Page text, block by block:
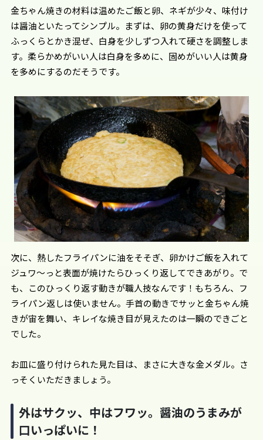
金ちゃん焼きの材料は温めたご飯と卵、ネギが少々、味付け
は醤油といたってシンプル。まずは、卵の黄身だけを使って
ふっくらとかき混ぜ、白身を少しずつ入れて硬さを調整しま
す。柔らかめがいい人は白身を多めに、固めがいい人は黄身
を多めにするのだそうです。
次に、熱したフライパンに油をそそぎ、卵かけご飯を入れて
ジュワ〜っと表面が焼けたらひっくり返してできあがり。で
も、このひっくり返す動きが職人技なんです！もちろん、フ
ライパン返しは使いません。手首の動きでサッと金ちゃん焼
きが宙を舞い、キレイな焼き目が見えたのは一瞬のできごと
でした。
お皿に盛り付けられた見た目は、まさに大きな金メダル。さ
っそくいただきましょう。
外はサクッ、中はフワッ。醤油のうまみが
口いっぱいに！